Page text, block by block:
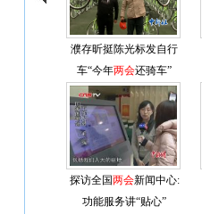
濮存昕挺陈光标发自行
车“今年两会还骑车”
探访全国两会新闻中心:
功能服务讲“贴心”